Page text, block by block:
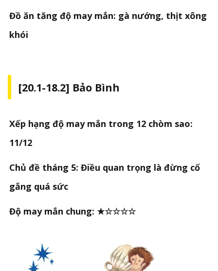
Đồ ăn tăng độ may mắn: gà nướng, thịt xông
khói
[20.1-18.2] Bảo Bình
Xếp hạng độ may mắn trong 12 chòm sao:
11/12
Chủ đề tháng 5: Điều quan trọng là đừng cố
gắng quá sức
Độ may mắn chung: ★☆☆☆☆